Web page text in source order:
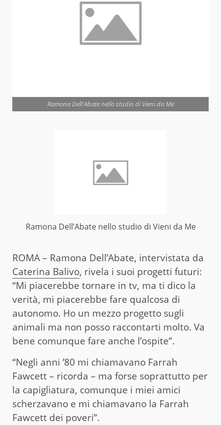
Ramona Dell'Abate nello studio di Vieni da Me
Ramona Dell’Abate nello studio di Vieni da Me
ROMA – Ramona Dell’Abate, intervistata da
Caterina Balivo, rivela i suoi progetti futuri:
“Mi piacerebbe tornare in tv, ma ti dico la
verità, mi piacerebbe fare qualcosa di
autonomo. Ho un mezzo progetto sugli
animali ma non posso raccontarti molto. Va
bene comunque fare anche l’ospite”.
“Negli anni ’80 mi chiamavano Farrah
Fawcett – ricorda – ma forse soprattutto per
la capigliatura, comunque i miei amici
scherzavano e mi chiamavano la Farrah
Fawcett dei poveri”.